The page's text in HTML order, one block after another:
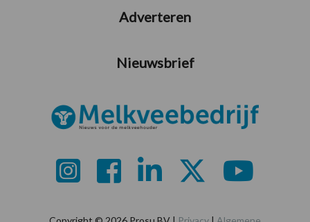
Adverteren
Nieuwsbrief